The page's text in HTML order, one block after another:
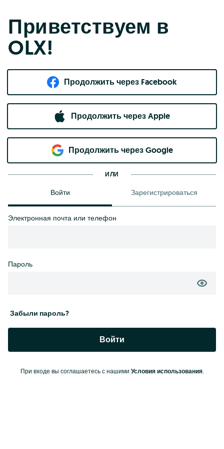
Приветствуем в
OLX!
Продолжить через Facebook
Продолжить через Apple
Продолжить через Google
ИЛИ
Войти Зарегистрироваться
Электронная почта или телефон
Пароль
Забыли пароль?
Войти
При входе вы соглашаетесь с нашими Условия использования.